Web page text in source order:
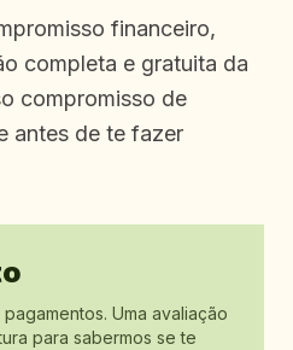
financeiro,
completa e gratuita da
compromisso de
antes de te fazer
Uma avaliação
para sabermos se te